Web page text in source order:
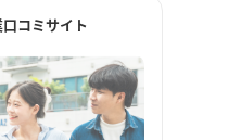
コミサイト